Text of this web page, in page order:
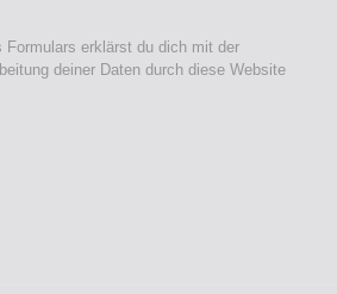
Formulars erklärst du dich mit der
deiner Daten durch diese Website